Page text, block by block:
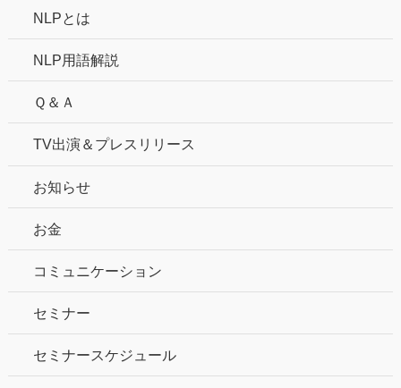
NLPとは
NLP用語解説
Ｑ＆Ａ
TV出演＆プレスリリース
お知らせ
お金
コミュニケーション
セミナー
セミナースケジュール